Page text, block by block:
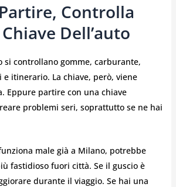
Controlla
Dell’auto
si controllano gomme, carburante,
itinerario. La chiave, però, viene
Eppure partire con una chiave
problemi seri, soprattutto se ne hai
male già a Milano, potrebbe
fastidioso fuori città. Se il guscio è
durante il viaggio. Se hai una